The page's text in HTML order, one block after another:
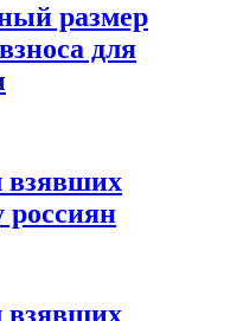
размер
для
взявших
россиян
взявших